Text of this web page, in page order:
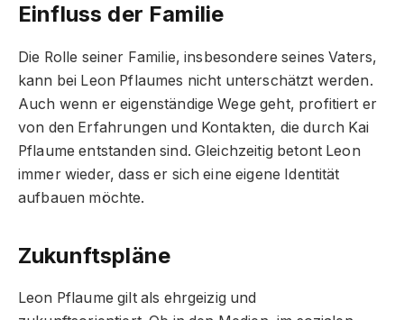
Einfluss der Familie
Die Rolle seiner Familie, insbesondere seines Vaters,
kann bei Leon Pflaumes nicht unterschätzt werden.
Auch wenn er eigenständige Wege geht, profitiert er
von den Erfahrungen und Kontakten, die durch Kai
Pflaume entstanden sind. Gleichzeitig betont Leon
immer wieder, dass er sich eine eigene Identität
aufbauen möchte.
Zukunftspläne
Leon Pflaume gilt als ehrgeizig und